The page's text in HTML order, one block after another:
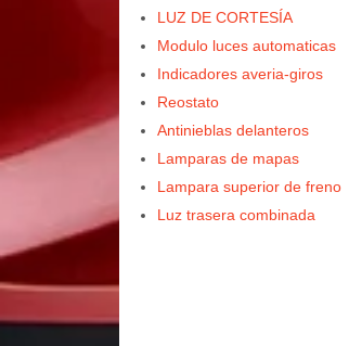
LUZ DE CORTESÍA
Modulo luces automaticas
Indicadores averia-giros
Reostato
Antinieblas delanteros
Lamparas de mapas
Lampara superior de freno
Luz trasera combinada